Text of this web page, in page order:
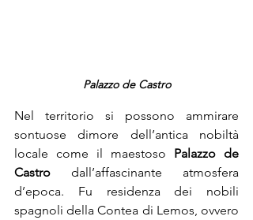
Palazzo de Castro
Nel territorio si possono ammirare
sontuose dimore dell’antica nobiltà
locale come il maestoso Palazzo de
Castro dall’affascinante atmosfera
d’epoca. Fu residenza dei nobili
spagnoli della Contea di Lemos, ovvero